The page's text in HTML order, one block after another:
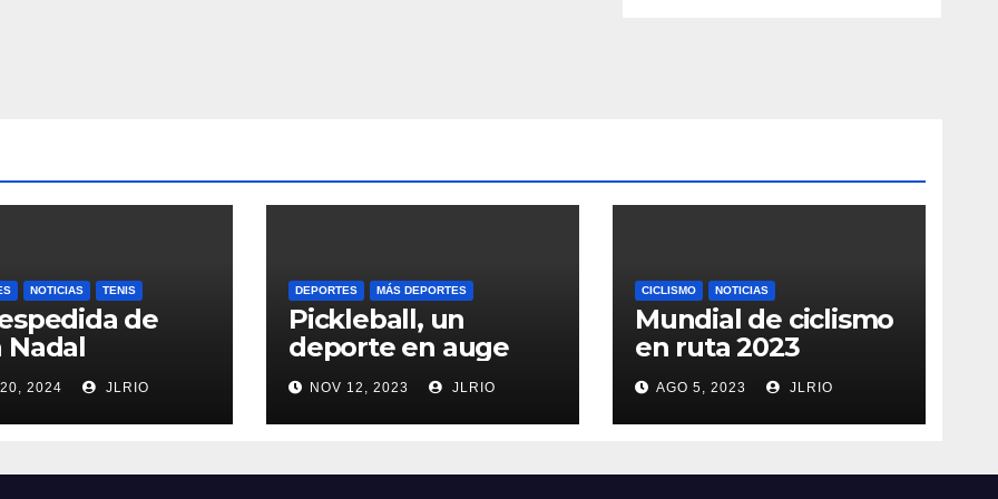
NOTICIAS TENIS
de
Nadal
2024 JLRIO
DEPORTES MÁS DEPORTES
Pickleball, un
deporte en auge
NOV 12, 2023 JLRIO
CICLISMO NOTICIAS
Mundial de ciclismo
en ruta 2023
AGO 5, 2023 JLRIO